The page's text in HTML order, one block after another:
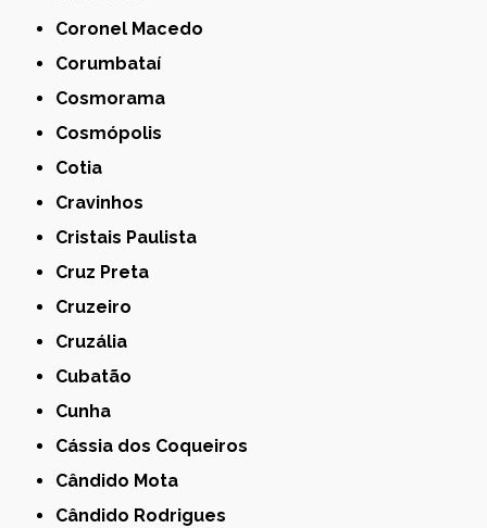
Coronel Macedo
Corumbataí
Cosmorama
Cosmópolis
Cotia
Cravinhos
Cristais Paulista
Cruz Preta
Cruzeiro
Cruzália
Cubatão
Cunha
Cássia dos Coqueiros
Cândido Mota
Cândido Rodrigues